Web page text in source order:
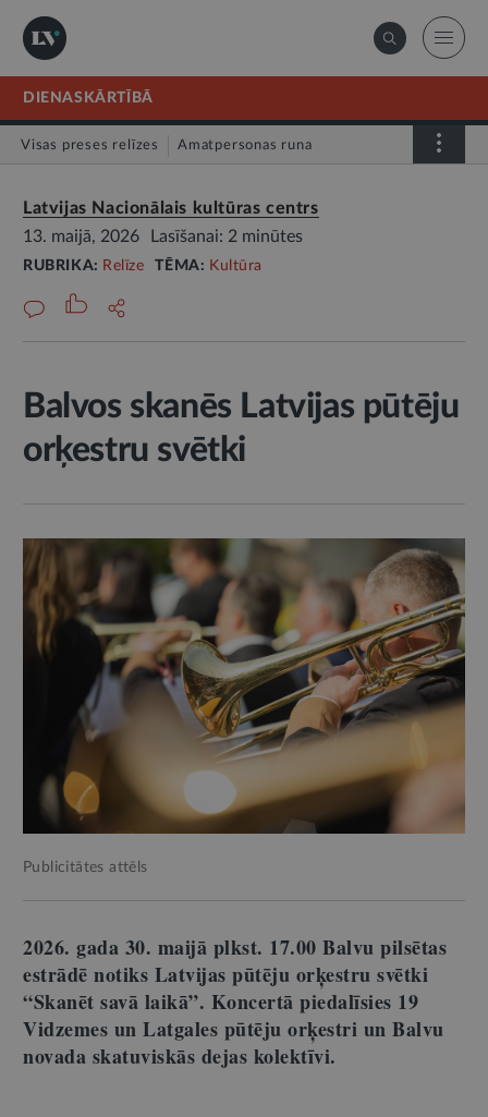
DIENASKĀRTĪBĀ
Visas preses relīzes Amatpersonas runa
Latvijas Nacionālais kultūras centrs
13. maijā, 2026
Lasīšanai: 2 minūtes
RUBRIKA: Relīze TĒMA: Kultūra
Balvos skanēs Latvijas pūtēju
orķestru svētki
Publicitātes attēls
2026. gada 30. maijā plkst. 17.00 Balvu pilsētas
estrādē notiks Latvijas pūtēju orķestru svētki
“Skanēt savā laikā”. Koncertā piedalīsies 19
Vidzemes un Latgales pūtēju orķestri un Balvu
novada skatuviskās dejas kolektīvi.